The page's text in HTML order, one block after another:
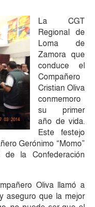
La CGT
Regional de
Loma de
Zamora que
conduce el
Compañero
Cristian Oliva
conmemoro
su primer
año de vida.
Este festejo
Gerónimo “Momo”
de la Confederación
Oliva llamó a
aseguro que la mejor